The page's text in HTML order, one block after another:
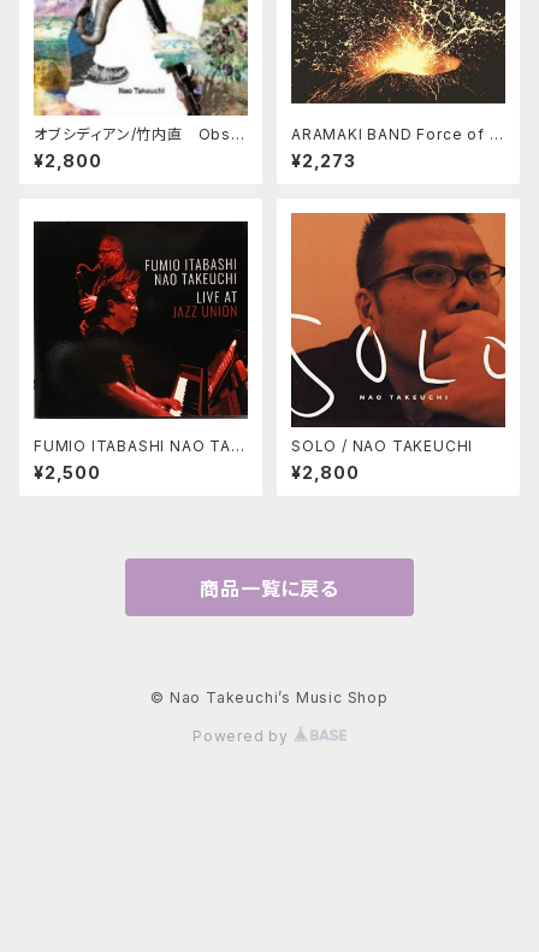
オブシディアン/竹内直 Obsid
ian/Nao Takeuchi
¥2,800
ARAMAKI BAND Force of N
ature
¥2,273
FUMIO ITABASHI NAO TAK
EUCHI LIVE AT JAZZ UNIO
N
¥2,500
SOLO / NAO TAKEUCHI
¥2,800
商品一覧に戻る
© Nao Takeuchi’s Music Shop
Powered by